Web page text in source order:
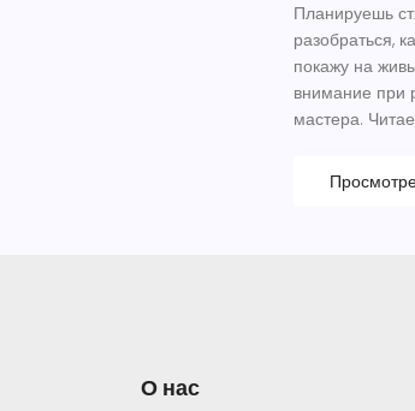
Планируешь
разобраться,
покажу на
внимание при
мастера.
О нас